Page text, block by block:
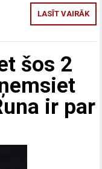
LASĪT VAIRĀK
šos 2
ir par